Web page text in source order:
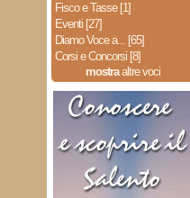
Fisco e Tasse [1]
Eventi [27]
Diamo Voce a... [65]
Corsi e Concorsi [8]
mostraaltre voci